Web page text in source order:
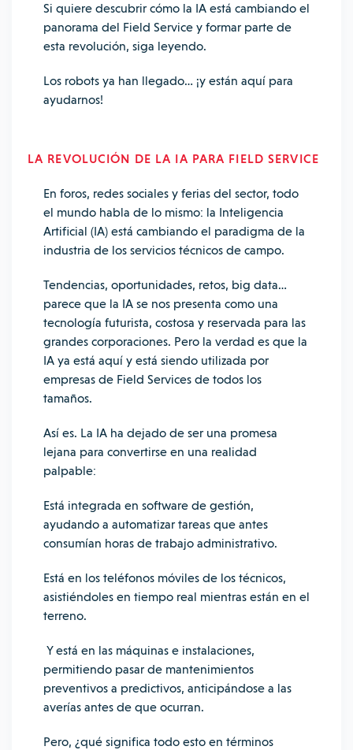
Si quiere descubrir cómo la IA está cambiando el
panorama del Field Service y formar parte de
esta revolución, siga leyendo.
Los robots ya han llegado… ¡y están aquí para
ayudarnos!
LA REVOLUCIÓN DE LA IA PARA FIELD SERVICE
En foros, redes sociales y ferias del sector, todo
el mundo habla de lo mismo: la Inteligencia
Artificial (IA) está cambiando el paradigma de la
industria de los servicios técnicos de campo.
Tendencias, oportunidades, retos, big data…
parece que la IA se nos presenta como una
tecnología futurista, costosa y reservada para las
grandes corporaciones. Pero la verdad es que la
IA ya está aquí y está siendo utilizada por
empresas de Field Services de todos los
tamaños.
Así es. La IA ha dejado de ser una promesa
lejana para convertirse en una realidad
palpable:
Está integrada en software de gestión,
ayudando a automatizar tareas que antes
consumían horas de trabajo administrativo.
Está en los teléfonos móviles de los técnicos,
asistiéndoles en tiempo real mientras están en el
terreno.
Y está en las máquinas e instalaciones,
permitiendo pasar de mantenimientos
preventivos a predictivos, anticipándose a las
averías antes de que ocurran.
Pero, ¿qué significa todo esto en términos